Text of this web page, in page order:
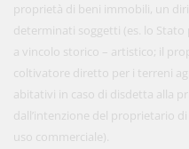
proprietà di beni immobili, un
determinati soggetti (es. lo
a vincolo storico – artistico; il
coltivatore diretto per i terreni
abitativi in caso di disdetta alla
dall’intenzione del proprietario
uso commerciale).